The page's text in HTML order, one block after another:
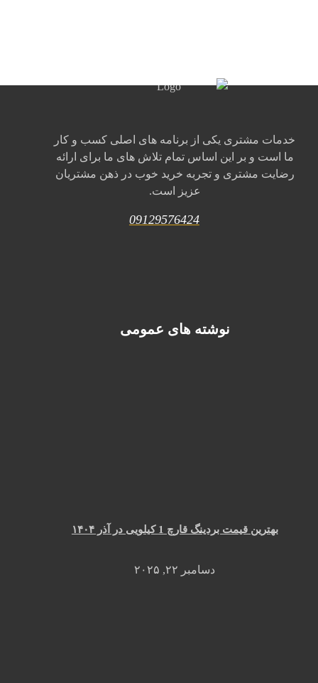
خدمات مشتری یکی از برنامه های اصلی کسب و کار
ما است و بر این اساس تمام تلاش های ما برای ارائه
رضایت مشتری و تجربه خرید خوب در ذهن مشتریان
عزیز است.
09129576424
نوشته های عمومی
بهترین قیمت بردینگ قارچ 1 کیلویی در آذر ۱۴۰۴
دسامبر ۲۲, ۲۰۲۵